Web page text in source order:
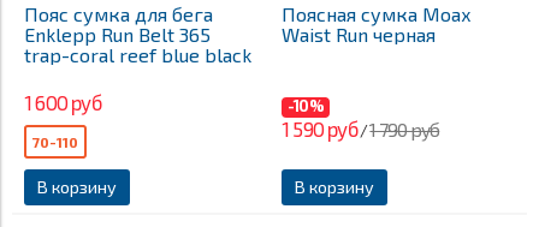
Пояс сумка для бега
Enklepp Run Belt 365
trap-coral reef blue black
1 600 руб
В корзину
70-110
Поясная сумка Moax
Waist Run черная
-10%
1 590 руб/1 790 руб
В корзину